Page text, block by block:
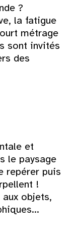
?
la fatigue
métrage
sont invités
des
et
le paysage
repérer puis
!
objets,